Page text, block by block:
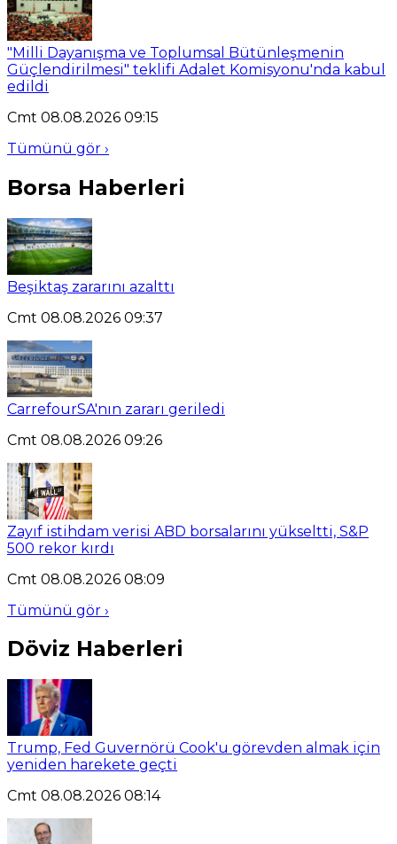
"Milli Dayanışma ve Toplumsal Bütünleşmenin
Güçlendirilmesi" teklifi Adalet Komisyonu'nda kabul
edildi
Cmt 08.08.2026 09:15
Tümünü gör ›
Borsa Haberleri
Beşiktaş zararını azalttı
Cmt 08.08.2026 09:37
CarrefourSA'nın zararı geriledi
Cmt 08.08.2026 09:26
Zayıf istihdam verisi ABD borsalarını yükseltti, S&P
500 rekor kırdı
Cmt 08.08.2026 08:09
Tümünü gör ›
Döviz Haberleri
Trump, Fed Guvernörü Cook'u görevden almak için
yeniden harekete geçti
Cmt 08.08.2026 08:14